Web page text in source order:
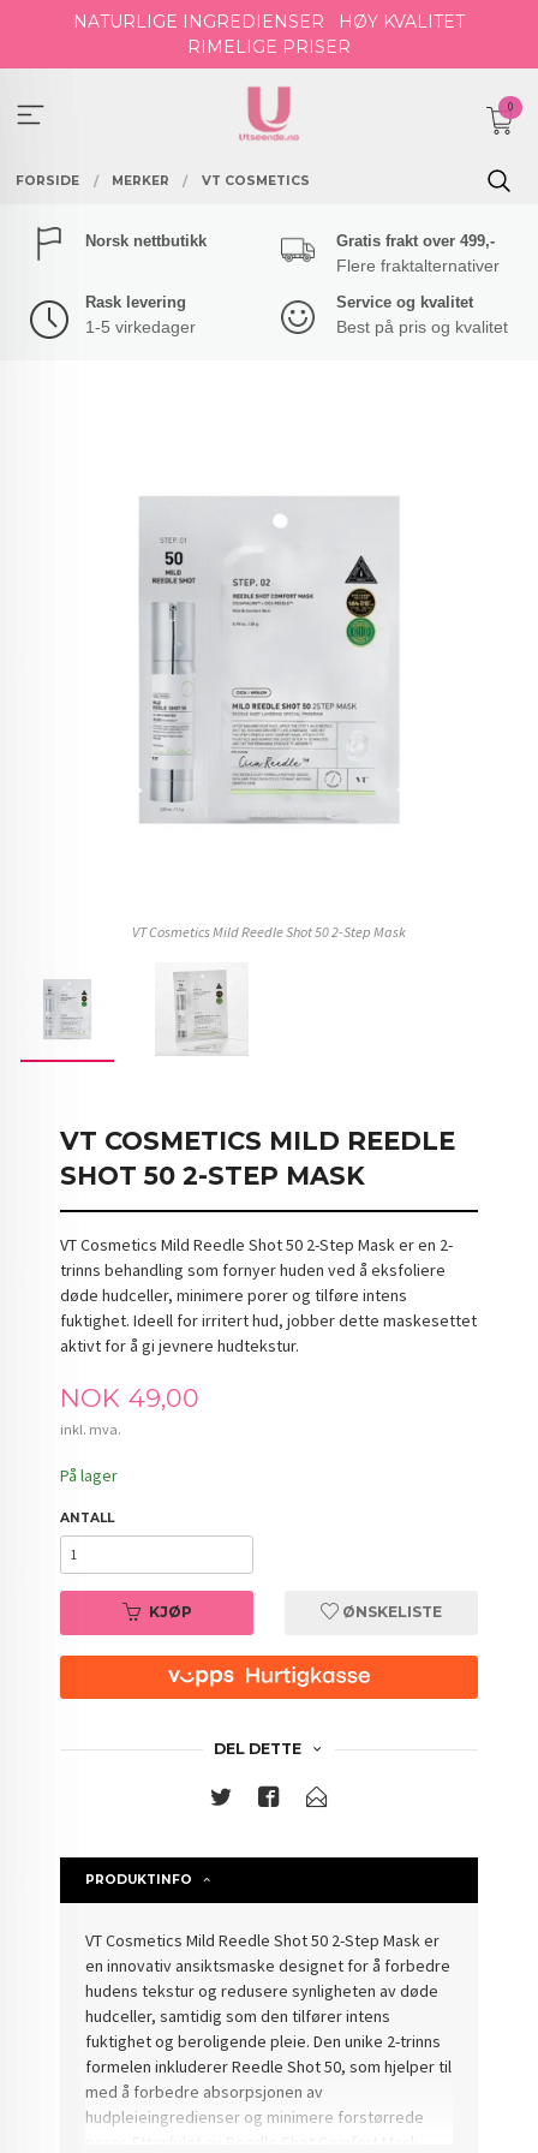
NATURLIGE INGREDIENSER
HØY KVALITET
RIMELIGE PRISER
0
FORSIDE MERKER VT COSMETICS
Norsk nettbutikk Gratis frakt over 499,-
Flere fraktalternativer
Rask levering
1-5 virkedager
Service og kvalitet
Best på pris og kvalitet
VT Cosmetics Mild Reedle Shot 50 2-Step Mask
VT COSMETICS MILD REEDLE
SHOT 50 2-STEP MASK
VT Cosmetics Mild Reedle Shot 50 2-Step Mask er en 2-
trinns behandling som fornyer huden ved å eksfoliere
døde hudceller, minimere porer og tilføre intens
fuktighet. Ideell for irritert hud, jobber dette maskesettet
aktivt for å gi jevnere hudtekstur.
Pris
NOK 49,00
inkl. mva.
På lager
ANTALL
KJØP ØNSKELISTE
DEL DETTE
PRODUKTINFO
VT Cosmetics Mild Reedle Shot 50 2-Step Mask er
en innovativ ansiktsmaske designet for å forbedre
hudens tekstur og redusere synligheten av døde
hudceller, samtidig som den tilfører intens
fuktighet og beroligende pleie. Den unike 2-trinns
formelen inkluderer Reedle Shot 50, som hjelper til
med å forbedre absorpsjonen av
hudpleieingredienser og minimere forstørrede